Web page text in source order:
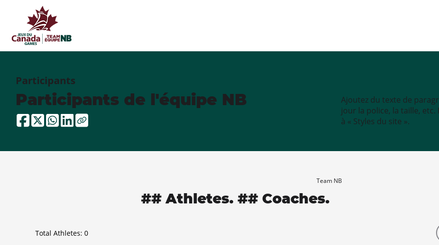
Participants
Participants de l'équipe NB
Ajoutez du texte de
jour la police, la taille,
à « Styles du site ».
Team NB
## Athletes. ## Coaches.
Total Athletes: 0